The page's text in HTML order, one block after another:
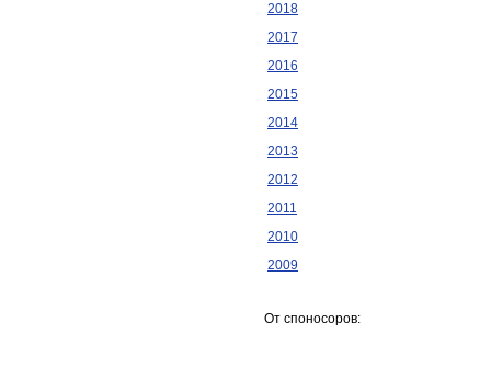
2018
2017
2016
2015
2014
2013
2012
2011
2010
2009
От споносоров: